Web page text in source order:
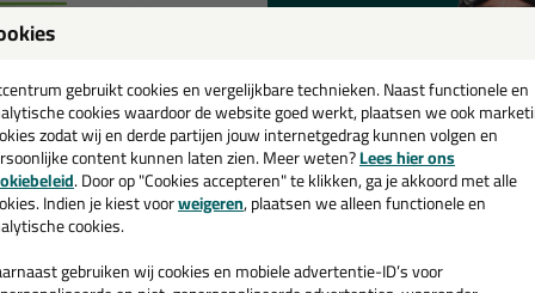
Omschrijving Specificaties
S140 310ml in Sneeuwwit
je kit in een specifieke kleur? Gevonden! Deze ottoseal zwembad
is te gebruiken voor verschillende toepassingen. Een duurzame
bijpassende kleur zoekt met gegarandeerd een topresultaat.
nog! Op voorraad en op werkdagen besteld = morgen in huis.
gebruikt cookies en vergelijkbare technieken. Naast functionele en
cookies waardoor de website goed werkt, plaatsen we ook
zodat wij en derde partijen jouw internetgedrag kunnen volgen en
content kunnen laten zien. Meer weten?Lees hier ons
. Door op "Cookies accepteren" te klikken, ga je akkoord met alle
Indien je kiest voorweigeren, plaatsen we alleen functionele en
cookies.
gebruiken wij cookies en mobiele advertentie-ID’s voor
💚
en ontvang een
€35,-bij je eerste bestelling!